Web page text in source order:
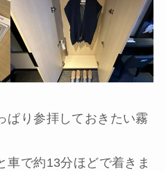
ぱり参拝しておきたい霧
車で約13分ほどで着きま